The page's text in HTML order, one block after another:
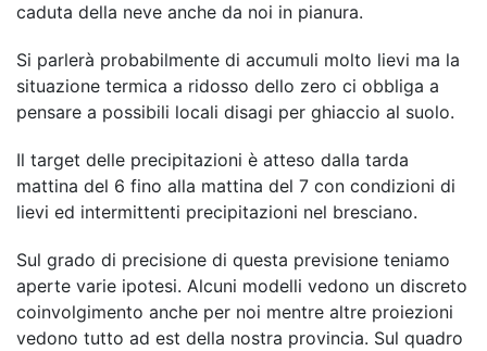
caduta della neve anche da noi in pianura.
Si parlerà probabilmente di accumuli molto lievi ma la
situazione termica a ridosso dello zero ci obbliga a
pensare a possibili locali disagi per ghiaccio al suolo.
Il target delle precipitazioni è atteso dalla tarda
mattina del 6 fino alla mattina del 7 con condizioni di
lievi ed intermittenti precipitazioni nel bresciano.
Sul grado di precisione di questa previsione teniamo
aperte varie ipotesi. Alcuni modelli vedono un discreto
coinvolgimento anche per noi mentre altre proiezioni
vedono tutto ad est della nostra provincia. Sul quadro